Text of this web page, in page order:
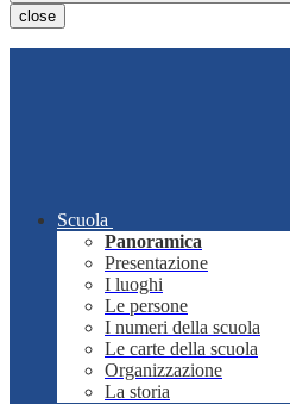
close
Scuola
Panoramica
Presentazione
I luoghi
Le persone
I numeri della scuola
Le carte della scuola
Organizzazione
La storia